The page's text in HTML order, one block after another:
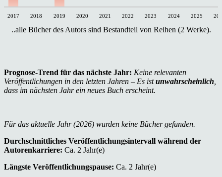
2017 2018 2019 2020 2021 2022 2023 2024 2025
..alle Bücher des Autors sind Bestandteil von Reihen (2 Werke).
Prognose-Trend für das nächste Jahr: Keine relevanten
Veröffentlichungen in den letzten Jahren – Es istunwahrscheinlich,
dass im nächsten Jahr ein neues Buch erscheint.
Für das aktuelle Jahr (2026) wurden keine Bücher gefunden.
Durchschnittliches Veröffentlichungsintervall während der
Autorenkarriere: Ca. 2 Jahr(e)
Längste Veröffentlichungspause: Ca. 2 Jahr(e)